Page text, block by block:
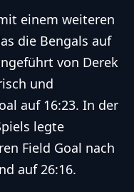
einem weiteren
die Bengals auf
von Derek
und
auf 16:23. In der
legte
Field Goal nach
auf 26:16.